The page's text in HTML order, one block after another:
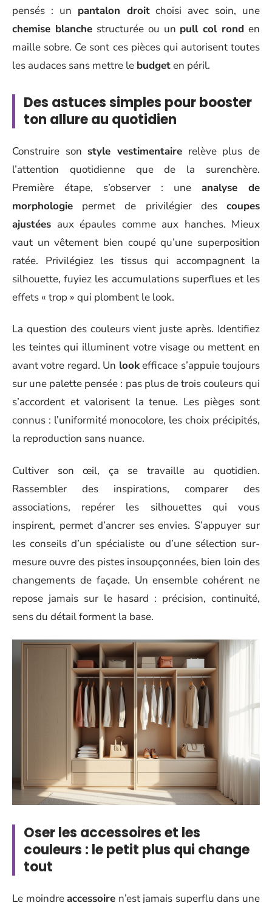
pensés : un pantalon droitchoisi avec soin, une
chemise blanchestructurée ou un pull col rond en
maille sobre. Ce sont ces pièces qui autorisent toutes
les audaces sans mettre le budgeten péril.
Des astuces simples pour booster
ton allure au quotidien
Construire son style vestimentaire relève plus de
l’attention quotidienne que de la surenchère.
Première étape, s’observer : une analyse de
morphologie permet de privilégier des coupes
ajustées aux épaules comme aux hanches. Mieux
vaut un vêtement bien coupé qu’une superposition
ratée. Privilégiez les tissus qui accompagnent la
silhouette, fuyiez les accumulations superflues et les
effets « trop » qui plombent le look.
La question des couleurs vient juste après. Identifiez
les teintes qui illuminent votre visage ou mettent en
avant votre regard. Un lookefficace s’appuie toujours
sur une palette pensée : pas plus de trois couleurs qui
s’accordent et valorisent la tenue. Les pièges sont
connus : l’uniformité monocolore, les choix précipités,
la reproduction sans nuance.
Cultiver son œil, ça se travaille au quotidien.
Rassembler des inspirations, comparer des
associations, repérer les silhouettes qui vous
inspirent, permet d’ancrer ses envies. S’appuyer sur
les conseils d’un spécialiste ou d’une sélection sur-
mesure ouvre des pistes insoupçonnées, bien loin des
changements de façade. Un ensemble cohérent ne
repose jamais sur le hasard : précision, continuité,
sens du détail forment la base.
Oser les accessoires et les
couleurs : le petit plus qui change
tout
Le moindreaccessoire n’est jamais superflu dans une